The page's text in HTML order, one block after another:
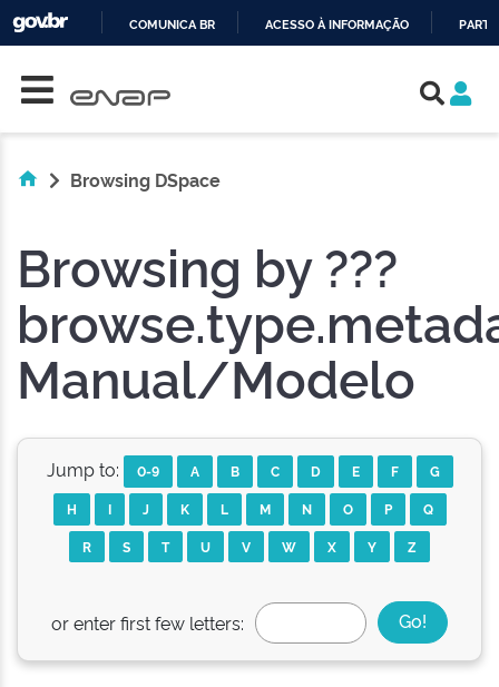
COMUNICA BR ACESSO À INFORMAÇÃO
Browsing DSpace
Browsing by ???
Manual/Modelo
Jump to: 0-9 A B C D E F
G
H
I J K L M N O P
Q
R
S T U V W X Y Z
or enter first few letters: